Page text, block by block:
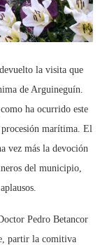
la visita que
de Arguineguín.
ha ocurrido este
procesión marítima. El
vez más la devoción
del municipio,
Pedro Betancor
partir la comitiva